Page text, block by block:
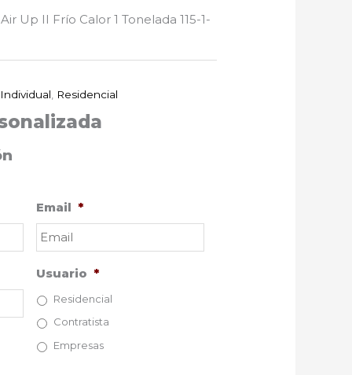
Up II Frío Calor 1 Tonelada 115-1-
Residencial
Email *
Usuario *
Residencial
Contratista
Empresas